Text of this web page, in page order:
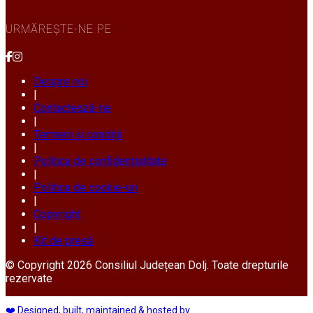
URMĂREȘTE-NE PE
Despre noi
|
Contactează-ne
|
Termeni și condiții
|
Politica de confidențialitate
|
Politica de cookie-uri
|
Copyright
|
Kit de presă
© Copyright 2026 Consiliul Județean Dolj. Toate drepturile
rezervate
❤️ Designed, built, maintained & hosted by